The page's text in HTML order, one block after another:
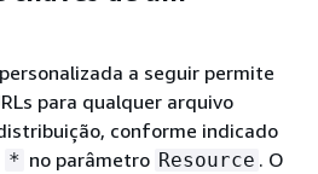
a seguir permite
para qualquer arquivo
conforme indicado
* no parâmetro Resource . O